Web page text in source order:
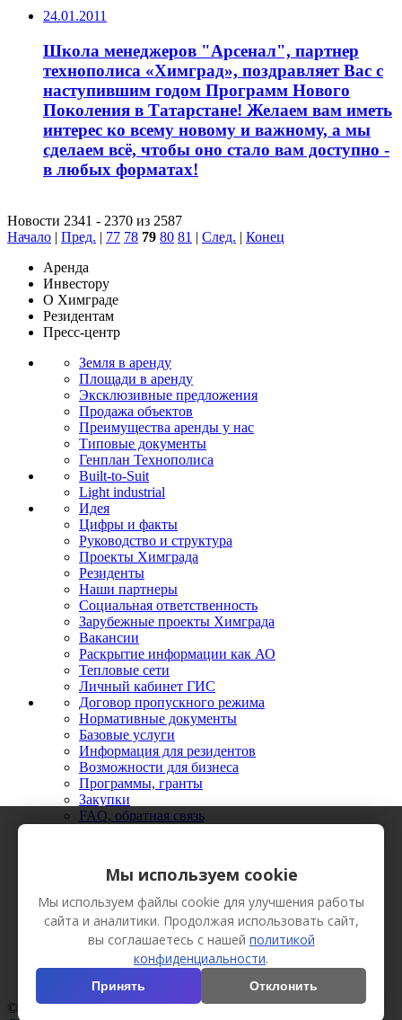
24.01.2011
Школа менеджеров "Арсенал", партнер
технополиса «Химград», поздравляет Вас с
наступившим годом Программ Нового
Поколения в Татарстане! Желаем вам иметь
интерес ко всему новому и важному, а мы
сделаем всё, чтобы оно стало вам доступно -
в любых форматах!
Новости 2341 - 2370 из 2587
Начало | Пред. | 77 78 79 80 81 | След. | Конец
Аренда
Инвестору
О Химграде
Резидентам
Пресс-центр
Земля в аренду
Площади в аренду
Эксклюзивные предложения
Продажа объектов
Преимущества аренды у нас
Типовые документы
Генплан Технополиса
Built-to-Suit
Light industrial
Идея
Цифры и факты
Руководство и структура
Проекты Химграда
Резиденты
Наши партнеры
Социальная ответственность
Зарубежные проекты Химграда
Вакансии
Раскрытие информации как АО
Тепловые сети
Личный кабинет ГИС
Договор пропускного режима
Нормативные документы
Базовые услуги
Информация для резидентов
Возможности для бизнеса
Программы, гранты
Закупки
FAQ, обратная связь
Видео
Вестник Химграда
Сотрудничество
Пресс-кит
© АО «Технополис «Химград», 2013 Все права защищены.
Мы используем cookie
Мы используем файлы cookie для улучшения работы
сайта и аналитики. Продолжая использовать сайт,
вы соглашаетесь с нашей политикой
конфиденциальности.
Принять Отклонить